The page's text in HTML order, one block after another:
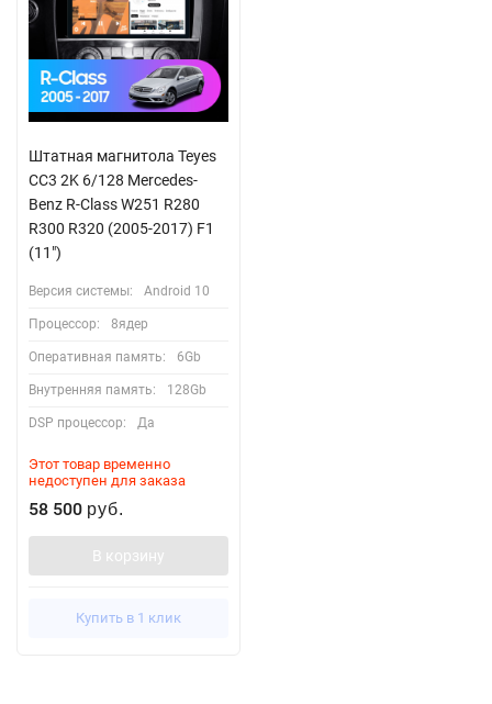
Штатная магнитола Teyes
CC3 2K 6/128 Mercedes-
Benz R-Class W251 R280
R300 R320 (2005-2017) F1
(11")
Версия системы: Android 10
Процессор: 8ядер
Оперативная память: 6Gb
Внутренняя память: 128Gb
DSP процессор: Да
Этот товар временно
недоступен для заказа
58 500 руб.
В корзину
Купить в 1 клик